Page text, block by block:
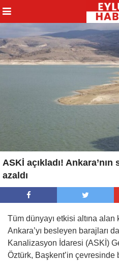
ASKİ açıkladı!
azaldı
Tüm dünyayı etkisi altına
Ankara’yı besleyen barajları
Kanalizasyon İdaresi (ASKİ)
Öztürk, Başkent’in